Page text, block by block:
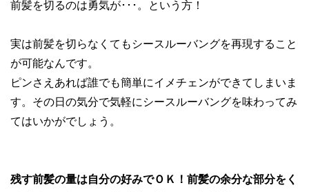
前髪を切るのは勇気が･･･。という方！
実は前髪を切らなくてもシースルーバングを再現すること
が可能なんです。
ピンさえあれば誰でも簡単にイメチェンができてしまいま
す。その日の気分で気軽にシースルーバングを味わってみ
てはいかがでしょう。
残す前髪の量は自分の好みでＯＫ！前髪の余分な部分をく